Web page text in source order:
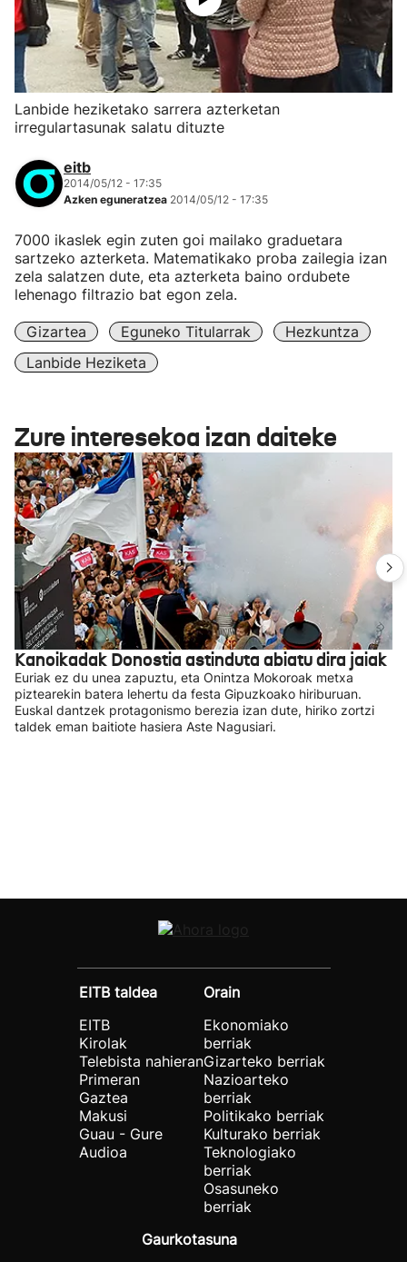
Lanbide heziketako sarrera azterketan
irregulartasunak salatu dituzte
eitb
2014/05/12 - 17:35
Azken eguneratzea 2014/05/12 - 17:35
7000 ikaslek egin zuten goi mailako graduetara
sartzeko azterketa. Matematikako proba zailegia izan
zela salatzen dute, eta azterketa baino ordubete
lehenago filtrazio bat egon zela.
Gizartea Eguneko Titularrak
Hezkuntza
Lanbide Heziketa
Zure interesekoa izan daiteke
Kanoikadak Donostia astinduta abiatu dira jaiak
Euriak ez du unea zapuztu, eta Onintza Mokoroak metxa
piztearekin batera lehertu da festa Gipuzkoako hiriburuan.
Euskal dantzek protagonismo berezia izan dute, hiriko zortzi
taldek eman baitiote hasiera Aste Nagusiari.
EITB taldea
EITB
Kirolak
Telebista nahieran
Primeran
Gaztea
Makusi
Guau - Gure
Audioa
Orain
Ekonomiako
berriak
Gizarteko berriak
Nazioarteko
berriak
Politikako berriak
Kulturako berriak
Teknologiako
berriak
Osasuneko
berriak
Gaurkotasuna